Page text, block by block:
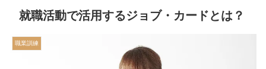
就職活動で活用するジョブ・カードとは？
職業訓練